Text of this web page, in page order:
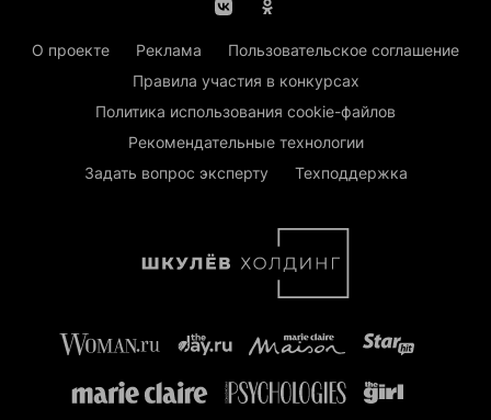
О проекте Реклама
Пользовательское соглашение
Правила участия в конкурсах
Политика использования cookie-файлов
Рекомендательные технологии
Задать вопрос эксперту
Техподдержка